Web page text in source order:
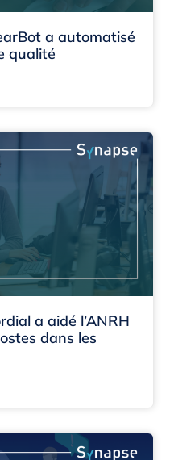
a automatisé
qualité
a aidé l’ANRH
dans les